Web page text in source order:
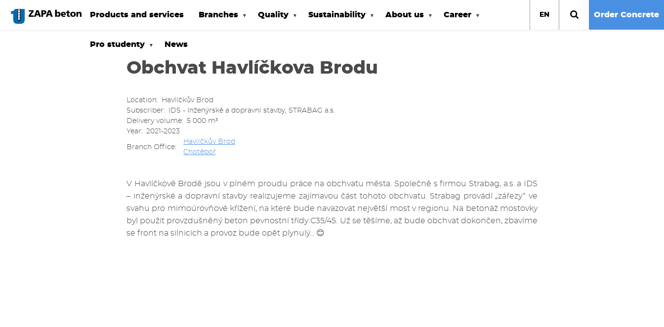
main
Products and services Branches Quality Sustainability About us Career
Pro studenty News
EN Order Concrete
Obchvat Havlíčkova Brodu
Location
Havlíčkův Brod
Subscriber
IDS - Inženýrské a dopravní stavby, STRABAG a.s.
Delivery volume
5 000 m³
Year
2021-2023
Branch Office
Havlíčkův Brod
Chotěboř
V Havlíčkově Brodě jsou v plném proudu práce na obchvatu města. Společně s firmou Strabag, a.s. a IDS
– inženýrské a dopravní stavby realizujeme zajímavou část tohoto obchvatu. Strabag provádí „zářezy“ ve
svahu pro mimoúrovňové křížení, na které bude navazovat největší most v regionu. Na betonáž mostovky
byl použit provzdušněný beton pevnostní třídy C35/45. Už se těšíme, až bude obchvat dokončen, zbavíme
se front na silnicích a provoz bude opět plynulý... 😊